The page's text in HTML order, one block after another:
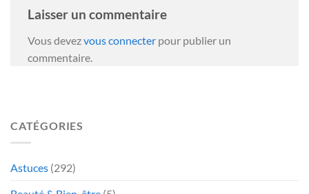
Laisser un commentaire
Vous devezvous connecter pour publier un
commentaire.
CATÉGORIES
Astuces (292)